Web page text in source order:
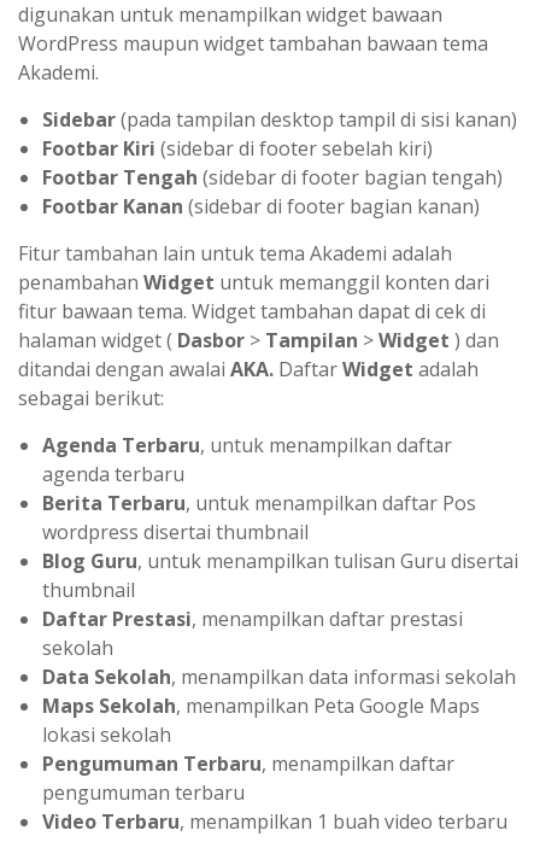
digunakan untuk menampilkan widget bawaan
WordPress maupun widget tambahan bawaan tema
Akademi.
Sidebar(pada tampilan desktop tampil di sisi kanan)
Footbar Kiri (sidebar di footer sebelah kiri)
Footbar Tengah (sidebar di footer bagian tengah)
Footbar Kanan (sidebar di footer bagian kanan)
Fitur tambahan lain untuk tema Akademi adalah
penambahan Widget untuk memanggil konten dari
fitur bawaan tema. Widget tambahan dapat di cek di
halaman widget ( Dasbor > Tampilan >Widget ) dan
ditandai dengan awalai AKA. DaftarWidget adalah
sebagai berikut:
Agenda Terbaru, untuk menampilkan daftar
agenda terbaru
Berita Terbaru, untuk menampilkan daftar Pos
wordpress disertai thumbnail
Blog Guru, untuk menampilkan tulisan Guru disertai
thumbnail
Daftar Prestasi, menampilkan daftar prestasi
sekolah
Data Sekolah, menampilkan data informasi sekolah
Maps Sekolah, menampilkan Peta Google Maps
lokasi sekolah
Pengumuman Terbaru, menampilkan daftar
pengumuman terbaru
Video Terbaru, menampilkan 1 buah video terbaru